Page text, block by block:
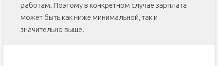
работам. Поэтому в конкретном случае зарплата
может быть как ниже минимальной, так и
значительно выше.